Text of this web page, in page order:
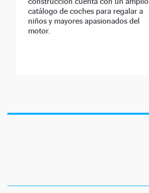
catálogo de coches para regalar a
niños y mayores apasionados del
motor.